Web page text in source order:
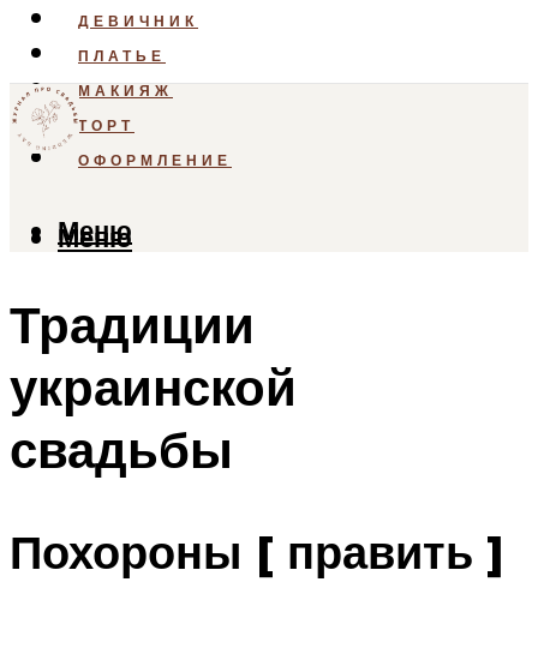
ДЕВИЧНИК
ПЛАТЬЕ
МАКИЯЖ
ТОРТ
ОФОРМЛЕНИЕ
Меню
Меню
Традиции
украинской
свадьбы
Похороны [ править ]